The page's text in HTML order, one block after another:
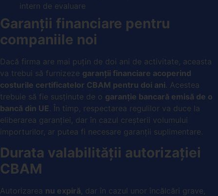
intern de evaluare
Garanții financiare pentru
companiile noi
Dacă firma are mai puțin de doi ani de activitate, aceasta
va trebui să furnizeze garanții financiare acoperind
costurile certificatelor CBAM pentru doi ani. Acestea
trebuie să fie susținute de o garanție bancară emisă de o
bancă din UE. În timp, respectarea regulilor va duce la
eliberarea garanției, dar în cazul creșterii volumului
importurilor, ar putea fi necesare garanții suplimentare.
Durata valabilității autorizației
CBAM
Autorizarea nu expiră , dar în cazul unor încălcări grave,